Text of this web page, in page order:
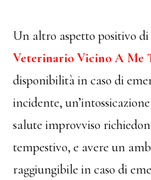
Un altro aspetto positivo
Veterinario Vicino A Me
disponibilità in caso di
incidente,
salute improvviso
tempestivo, e avere un
raggiungibile in caso di